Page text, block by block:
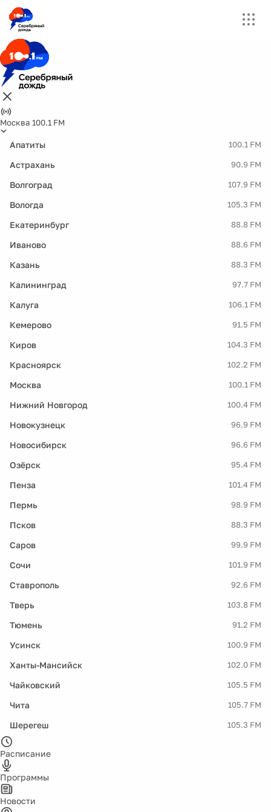
Москва 100.1 FM
Апатиты 100.1 FM
Астрахань 90.9 FM
Волгоград 107.9 FM
Вологда 105.3 FM
Екатеринбург 88.8 FM
Иваново 88.6 FM
Казань 88.3 FM
Калининград 97.7 FM
Калуга 106.1 FM
Кемерово 91.5 FM
Киров 104.3 FM
Красноярск 102.2 FM
Москва 100.1 FM
Нижний Новгород 100.4 FM
Новокузнецк 96.9 FM
Новосибирск 96.6 FM
Озёрск 95.4 FM
Пенза 101.4 FM
Пермь 98.9 FM
Псков 88.3 FM
Саров 99.9 FM
Сочи 101.9 FM
Ставрополь 92.6 FM
Тверь 103.8 FM
Тюмень 91.2 FM
Усинск 100.9 FM
Ханты-Мансийск 102.0 FM
Чайковский 105.5 FM
Чита 105.7 FM
Шерегеш 105.3 FM
Расписание
Программы
Новости